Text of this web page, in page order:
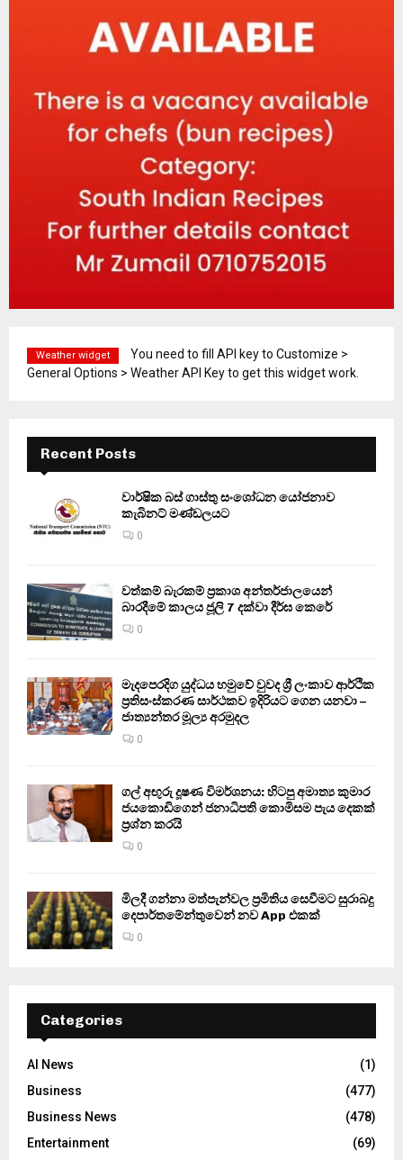
Weather widget
You need to fill API key to Customize >
General Options > Weather API Key to get this widget work.
Recent Posts
වාර්ෂික බස් ගාස්තු සංශෝධන යෝජනාව
කැබිනට් මණ්ඩලයට
0
වත්කම් බැරකම් ප්‍රකාශ අන්තර්ජාලයෙන්
බාරදීමේ කාලය ජූලි 7 දක්වා දීර්ඝ කෙරේ
0
මැදපෙරදිග යුද්ධය හමුවේ වුවද ශ්‍රී ලංකාව ආර්ථික
ප්‍රතිසංස්කරණ සාර්ථකව ඉදිරියට ගෙන යනවා –
ජාත්‍යන්තර මූල්‍ය අරමුදල
0
ගල් අඟුරු දූෂණ විමර්ශනය: හිටපු අමාත්‍ය කුමාර
ජයකොඩිගෙන් ජනාධිපති කොමිසම පැය දෙකක්
ප්‍රශ්න කරයි
0
මිලදී ගන්නා මත්පැන්වල ප්‍රමිතිය සෙවීමට සුරාබදු
දෙපාර්තමේන්තුවෙන් නව App එකක්
0
Categories
AI News
(1)
Business
(477)
Business News
(478)
Entertainment
(69)